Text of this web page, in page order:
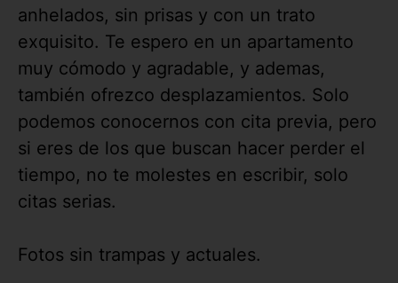
anhelados, sin prisas y con un trato
exquisito. Te espero en un apartamento
muy cómodo y agradable, y ademas,
también ofrezco desplazamientos. Solo
podemos conocernos con cita previa, pero
si eres de los que buscan hacer perder el
tiempo, no te molestes en escribir, solo
citas serias.
Fotos sin trampas y actuales.